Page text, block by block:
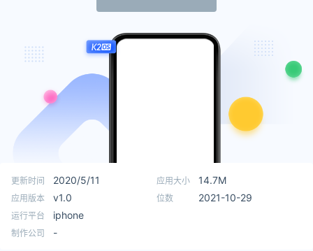
更新时间 2020/5/11 应用大小 14.7M
应用版本 v1.0 位数 2021-10-29
运行平台 iphone
制作公司 -